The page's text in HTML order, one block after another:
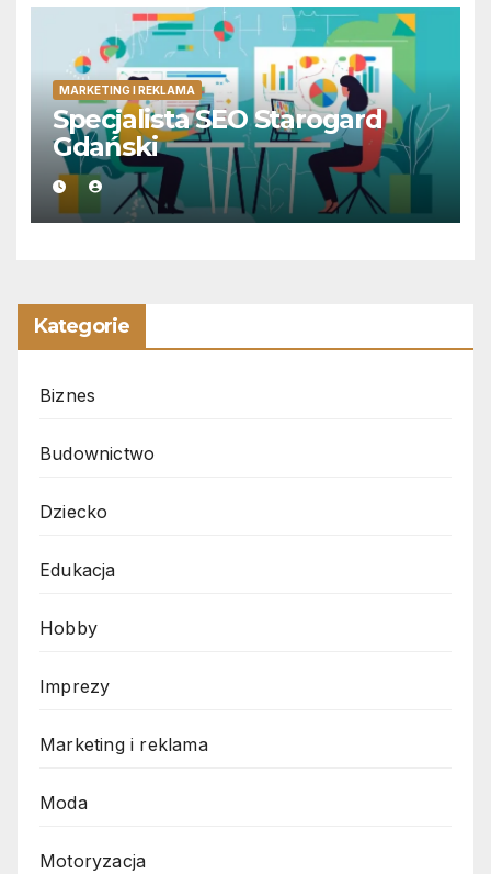
MARKETING I REKLAMA
Specjalista SEO Starogard
Gdański
Kategorie
Biznes
Budownictwo
Dziecko
Edukacja
Hobby
Imprezy
Marketing i reklama
Moda
Motoryzacja